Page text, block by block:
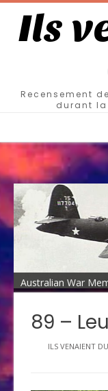
Ils
Recensement
durant
Australian War
89 –
ILS VENAIENT DU